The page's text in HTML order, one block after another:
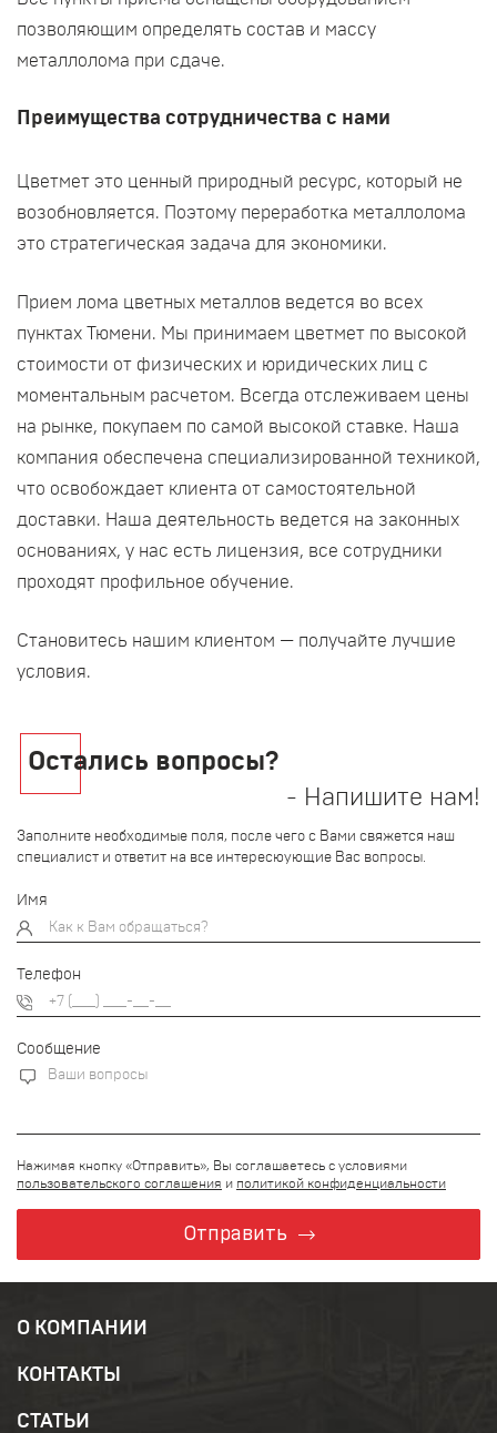
позволяющим определять состав и массу
металлолома при сдаче.
Преимущества сотрудничества с нами
Цветмет это ценный природный ресурс, который не
возобновляется. Поэтому переработка металлолома
это стратегическая задача для экономики.
Прием лома цветных металлов ведется во всех
пунктах Тюмени. Мы принимаем цветмет по высокой
стоимости от физических и юридических лиц с
моментальным расчетом. Всегда отслеживаем цены
на рынке, покупаем по самой высокой ставке. Наша
компания обеспечена специализированной техникой,
что освобождает клиента от самостоятельной
доставки. Наша деятельность ведется на законных
основаниях, у нас есть лицензия, все сотрудники
проходят профильное обучение.
Становитесь нашим клиентом — получайте лучшие
условия.
Остались вопросы?
- Напишите нам!
Заполните необходимые поля, после чего с Вами свяжется наш
специалист и ответит на все интересюующие Вас вопросы.
Имя
Телефон
Сообщение
Отправить
Нажимая кнопку «Отправить», Вы соглашаетесь с условиями
пользовательского соглашения и политикой конфиденциальности
О КОМПАНИИ
КОНТАКТЫ
СТАТЬИ